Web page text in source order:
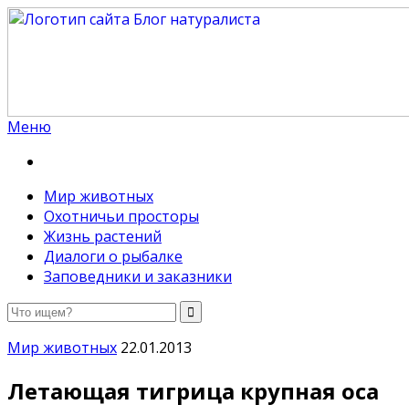
природы
Меню
Мир животных
Охотничьи просторы
Жизнь растений
Диалоги о рыбалке
Заповедники и заказники
Мир животных 22.01.2013
Летающая тигрица крупная оса